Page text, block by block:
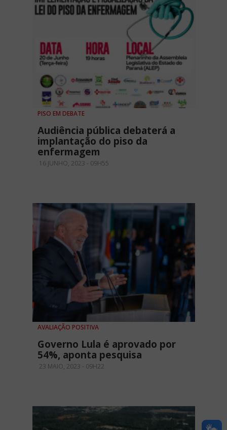
PISO EM DEBATE
Audiência pública debaterá a
implantação do piso da
enfermagem
16 JUNHO, 2023 - 09H55
AVALIAÇÃO POSITIVA
Governo Lula é aprovado por
54%, aponta pesquisa
23 MAIO, 2023 - 09H22